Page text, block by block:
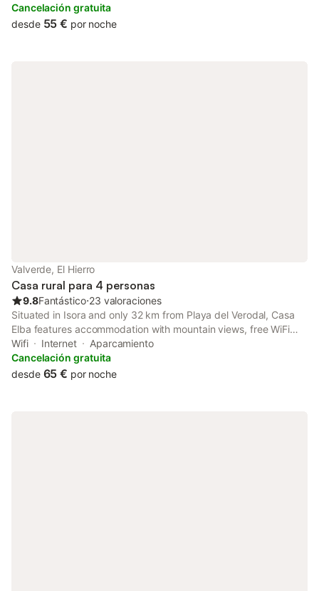
Cancelación gratuita
desde 55 € por noche
Valverde, El Hierro
Casa rural para 4 personas
9.8Fantástico⋅23 valoraciones
Situated in Isora and only 32 km from Playa del Verodal, Casa
Elba features accommodation with mountain views, free WiFi
and free private parking. This country house provides air-
conditioned accommodation with a patio.
Wifi Internet
Aparcamiento
Cancelación gratuita
desde 65 € por noche